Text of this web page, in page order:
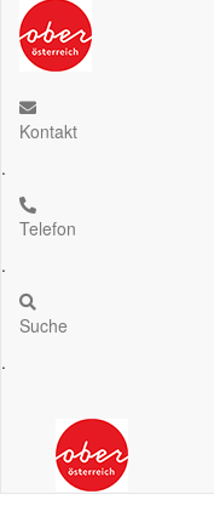
Kontakt
.
Telefon
.
Suche
.